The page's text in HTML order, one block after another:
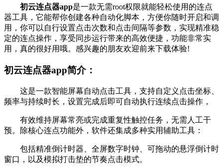
初云连点器app是一款无需root权限就能轻松使用的连点
器工具，它能帮你创建各种自动化脚本，方便你随时开启和调
用，你可以自行设置点击次数和点击间隔等参数，实现精准稳
定的连点操作，享受同步运行带来的高效便捷，功能非常实
用，真的很好用哦。感兴趣的朋友欢迎前来下载体验!
初云连点器app简介：
这是一款智能屏幕自动点击工具，支持自定义点击坐标、
频率与持续时长，设置完成后即可自动执行连续点击操作，
有效维持屏幕常亮或完成重复性触控任务，无需人工干
预。除核心连点功能外，软件还集成多种实用辅助工具：
包括精准倒计时器、全屏数字时钟、可拖动的悬浮倒计时
窗口，以及模拟打击垫的节奏点击模式。